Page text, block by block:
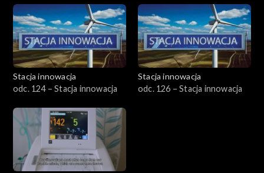
Stacja innowacja
odc. 124 – Stacja innowacja
Stacja innowacja
odc. 126 – Stacja innowacja